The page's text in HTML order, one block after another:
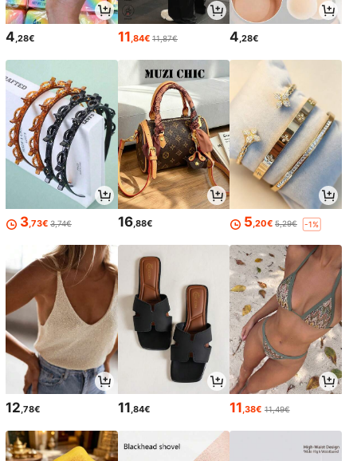
4,28€ 11,84€ 11,87€ 4,28€
3,73€ 3,74€ 16,88€ 5,20€ 5,29€ -1%
12 ,78€ 11 ,84€ 11 ,38€ 11,49€